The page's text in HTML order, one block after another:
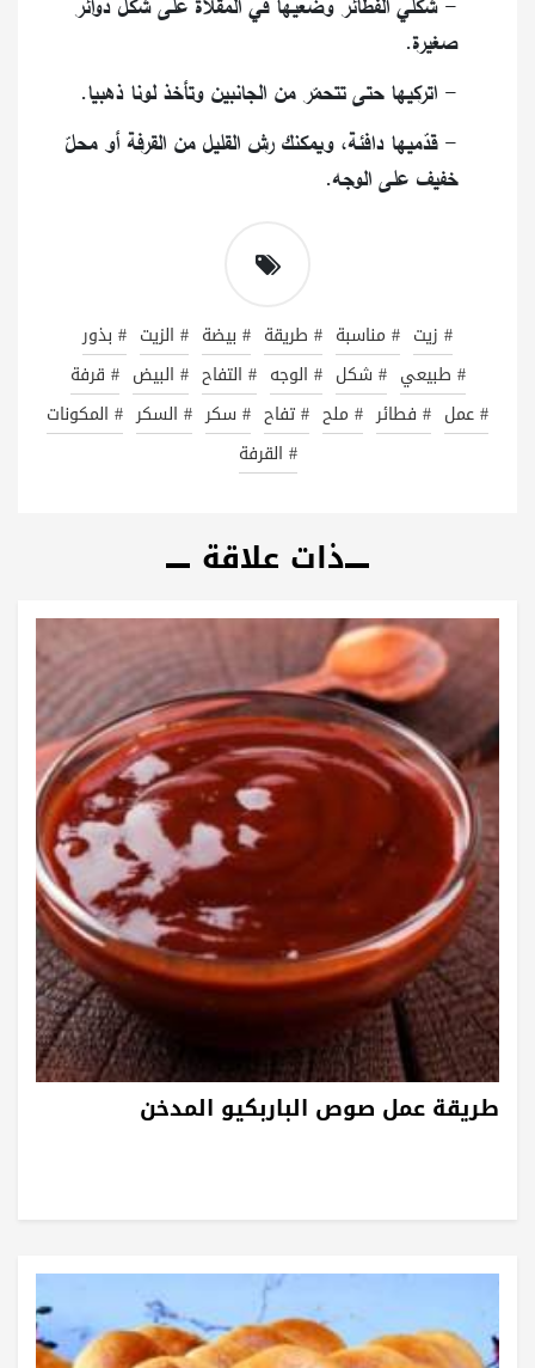
صغيرة.
- اتركيها حتى تتحمّر من الجانبين وتأخذ لونا ذهبيا.
- قدّميها دافئة، ويمكنك رش القليل من القرفة أو محلّ
خفيف على الوجه.
# زيت # مناسبة # طريقة # بيضة # الزيت # بذور
# طبيعي # شكل # الوجه # التفاح # البيض # قرفة
# عمل # فطائر # ملح # تفاح # سكر # السكر # المكونات
# القرفة
ذات علاقة
طريقة عمل صوص الباربكيو المدخن